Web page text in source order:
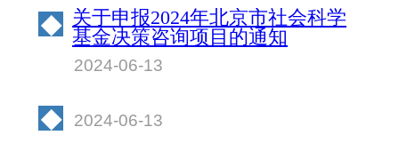
◆ 关于申报2024年北京市社会科学
基金决策咨询项目的通知
2024-06-13
◆ 2024-06-13